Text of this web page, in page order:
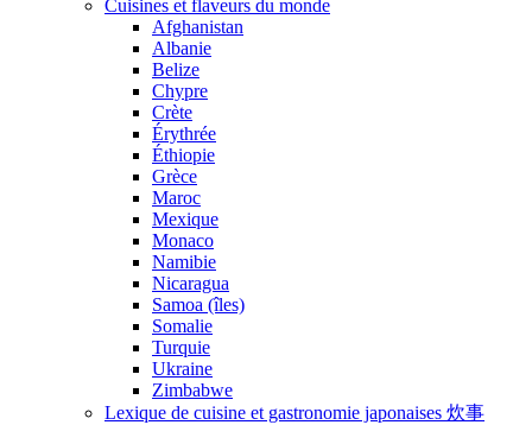
Cuisines et flaveurs du monde
Afghanistan
Albanie
Belize
Chypre
Crète
Érythrée
Éthiopie
Grèce
Maroc
Mexique
Monaco
Namibie
Nicaragua
Samoa (îles)
Somalie
Turquie
Ukraine
Zimbabwe
Lexique de cuisine et gastronomie japonaises 炊事